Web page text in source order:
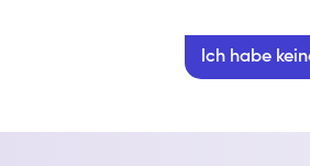
Ich habe